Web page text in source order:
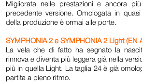
Migliorata nelle prestazioni e ancora
precedente versione. Omologata in
della produzione è ormai alle porte.
SYMPHONIA 2 e SYMPHONIA 2 Light (EN
La vela che di fatto ha segnato la
rinnova e diventa più leggera già nella
più in quella Light. La taglia 24 è già
partita a pieno ritmo.